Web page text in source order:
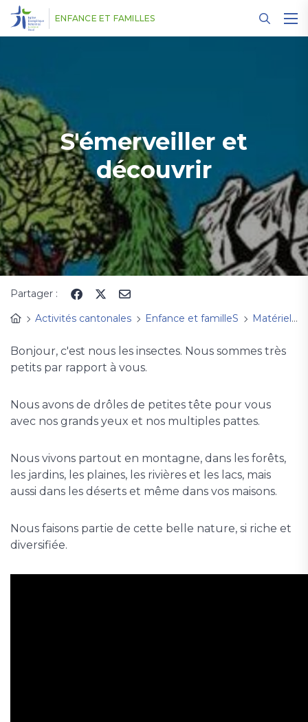
ENFANCE ET FAMILLES
S'émerveiller et
découvrir
Partager :
Activités cantonales
Enfance et familleS Matériel d'animation
Bonjour, c'est nous les insectes. Nous sommes très
petits par rapport à vous.
Nous avons de drôles de petites tête pour vous
avec nos grands yeux et nos multiples pattes.
Nous vivons partout en montagne, dans les forêts,
les jardins, les plaines, les rivières et les lacs, mais
aussi dans les déserts et même dans vos maisons.
Nous faisons partie de cette belle nature, si riche et
diversifiée.
Panneau de gestion des cookies